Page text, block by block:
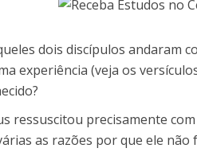
dois discípulos andaram
experiência (veja os
ressuscitou precisamente
as razões por que ele